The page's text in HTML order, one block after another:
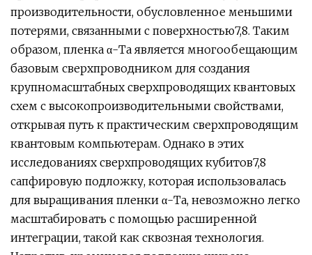
производительности, обусловленное меньшими
потерями, связанными с поверхностью7,8. Таким
образом, пленка α-Ta является многообещающим
базовым сверхпроводником для создания
крупномасштабных сверхпроводящих квантовых
схем с высокопроизводительными свойствами,
открывая путь к практическим сверхпроводящим
квантовым компьютерам. Однако в этих
исследованиях сверхпроводящих кубитов7,8
сапфировую подложку, которая использовалась
для выращивания пленки α-Ta, невозможно легко
масштабировать с помощью расширенной
интеграции, такой как сквозная технология.